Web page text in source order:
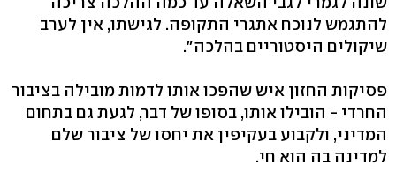
להתגמש לנוכח אתגרי התקופה. לגישתו, אין לערב
שיקולים היסטוריים בהלכה".
פסיקות החזון איש שהפכו אותו לדמות מובילה בציבור
החרדי - הובילו אותו, בסופו של דבר, לגעת גם בתחום
המדיני, ולקבוע בעקיפין את יחסו של ציבור שלם
למדינה בה הוא חי.